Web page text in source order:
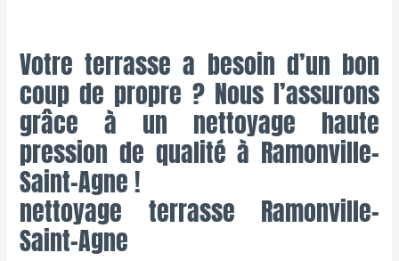
Votre terrasse a besoin d’un bon
coup de propre ? Nous l’assurons
grâce à un nettoyage haute
pression de qualité à Ramonville-
Saint-Agne !
nettoyage terrasse Ramonville-
Saint-Agne